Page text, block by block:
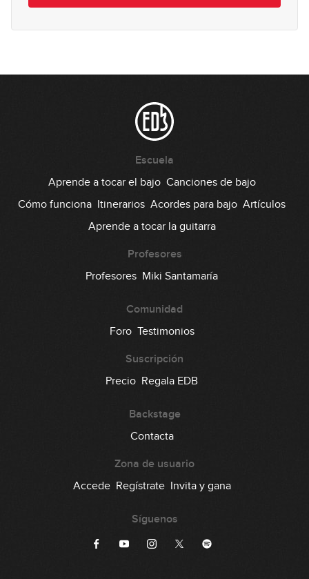
07:18
Escuela
Aprende a tocar el bajo Canciones de bajo
Cómo funciona Itinerarios Acordes para bajo Artículos
Aprende a tocar la guitarra
Profesores
Profesores Miki Santamaría
Comunidad
Foro Testimonios
Suscripción
Precio Regala EDB
Backstage
Contacta
Zona de usuario
Accede Regístrate Invita y gana
Síguenos